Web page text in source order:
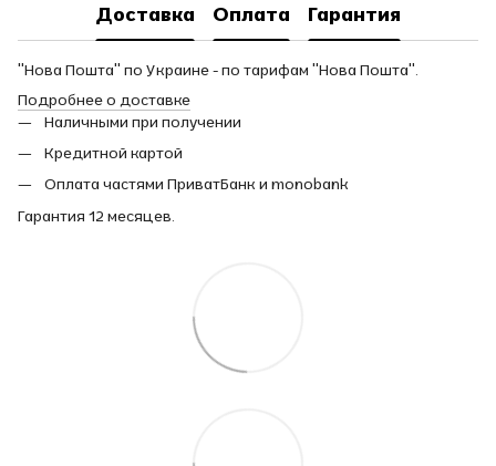
Доставка Оплата Гарантия
"Нова Пошта" по Украине - по тарифам "Нова Пошта".
Подробнее о доставке
Наличными при получении
Кредитной картой
Оплата частями ПриватБанк и monobank
Гарантия 12 месяцев.